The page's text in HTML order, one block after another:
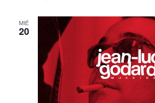
MIÉ
20